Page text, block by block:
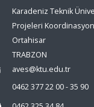
Karadeniz Teknik
Projeleri Koordinasyon
Ortahisar
TRABZON
aves@ktu.edu.tr
0462 377 22 00 - 35 90